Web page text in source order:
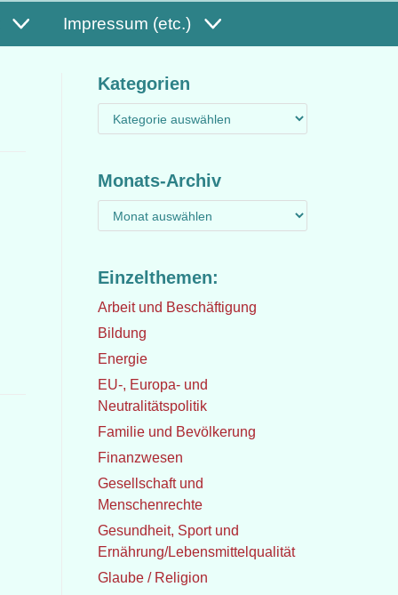
Impressum (etc.)
Kategorien
Monats-Archiv
Einzelthemen:
Arbeit und Beschäftigung
Bildung
Energie
EU-, Europa- und
Neutralitätspolitik
Familie und Bevölkerung
Finanzwesen
Gesellschaft und
Menschenrechte
Gesundheit, Sport und
Ernährung/Lebensmittelqualität
Glaube / Religion